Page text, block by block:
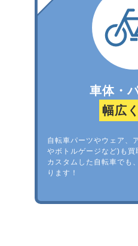
車体・
幅広
自転車パーツやウェア、
やボトルゲージなど)も買
カスタムした自転車でも
ります！